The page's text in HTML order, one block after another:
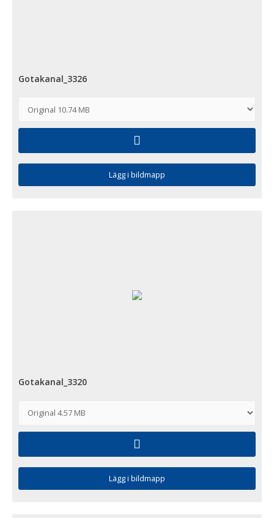
Gotakanal_3326
Lägg i bildmapp
Gotakanal_3320
Lägg i bildmapp